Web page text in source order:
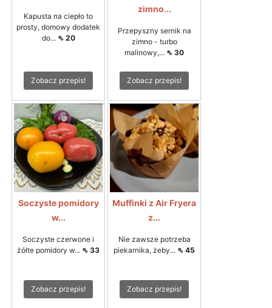
Kapusta na ciepło to
prosty, domowy dodatek
do... ⇖ 20
Zobacz przepis!
zimno...
Przepyszny sernik na
zimno - turbo
malinowy,... ⇖ 30
Zobacz przepis!
Soczyste pomidory
w...
Soczyste czerwone i
żółte pomidory w... ⇖ 33
Zobacz przepis!
Muffinki z Air Fryera
z...
Nie zawsze potrzeba
piekarnika, żeby... ⇖ 45
Zobacz przepis!